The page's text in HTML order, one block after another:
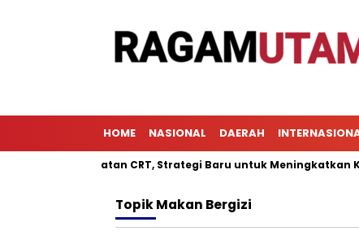
HOME NASIONAL DAERAH
Pendekatan CRT, Strategi Baru untuk Meningkatkan
TopikMakan Bergizi